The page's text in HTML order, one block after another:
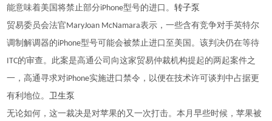
能意味着美国将禁止部分iPhone型号的进口。转子泵
贸易委员会法官MaryJoan McNamara表示，一些含有竞争对手英特尔
调制解调器的iPhone型号可能会被禁止进口至美国。该判决仍在等待
ITC的审查。此案是高通公司向这家贸易仲裁机构提起的两起案件之
一，高通寻求对iPhone实施进口禁令，以便在技术许可谈判中占据更
有利地位。卫生泵
无论如何，这一裁决是对苹果的又一次打击。本月早些时候，苹果被